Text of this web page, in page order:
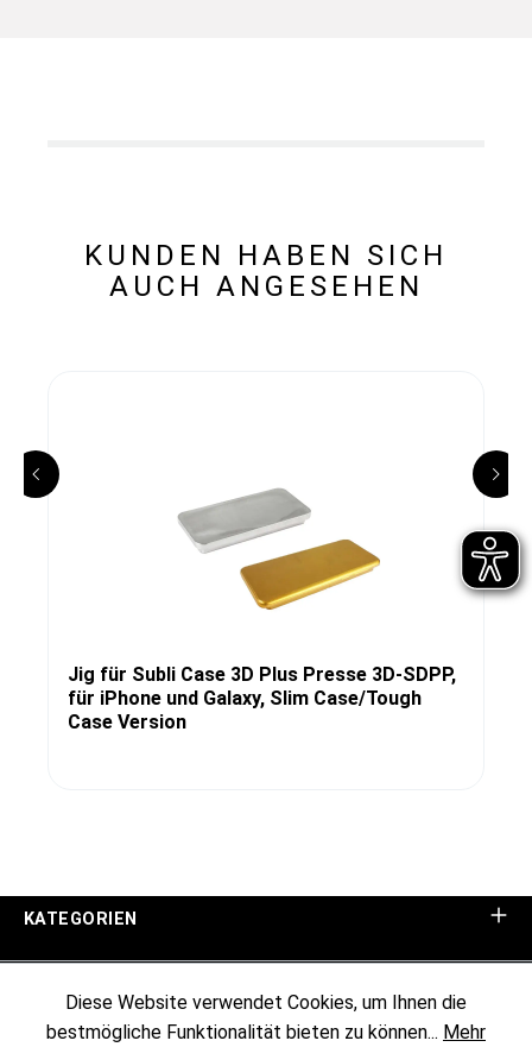
KUNDEN HABEN SICH
AUCH ANGESEHEN
Jig für Subli Case 3D Plus Presse 3D-SDPP,
für iPhone und Galaxy, Slim Case/Tough
Case Version
KATEGORIEN
Diese Website verwendet Cookies, um Ihnen die
bestmögliche Funktionalität bieten zu können... Mehr